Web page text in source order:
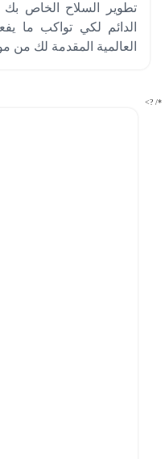
تطوير السلاح الخاص
الدائم لكي تواكب ما
العالمية المقدمة لك من
*/ ?>